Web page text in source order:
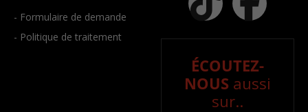
- Formulaire de demande
- Politique de traitement
ÉCOUTEZ-
NOUS aussi
sur..